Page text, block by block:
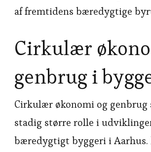
af fremtidens bæredygtige
Cirkulær
genbrug i
Cirkulær økonomi og genbrug
stadig større rolle i
bæredygtigt byggeri i Aarhus.